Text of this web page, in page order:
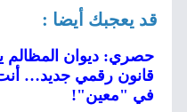
قد يعجبك أيضا :
حصري: ديوان المظالم
قانون رقمي جديد…
في "معين"!